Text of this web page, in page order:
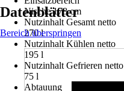
Nische 178 cm
Nutzinhalt Gesamt netto
270 l
Nutzinhalt Kühlen netto
195 l
Nutzinhalt Gefrieren netto
75 l
Abtauung
Datenblätter
Bereich überspringen